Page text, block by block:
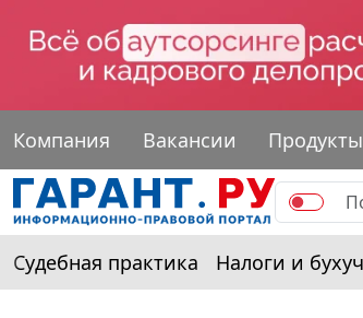
Компания Вакансии Продукты
Судебная практика Налоги и